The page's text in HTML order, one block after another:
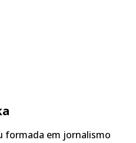
formada em jornalismo